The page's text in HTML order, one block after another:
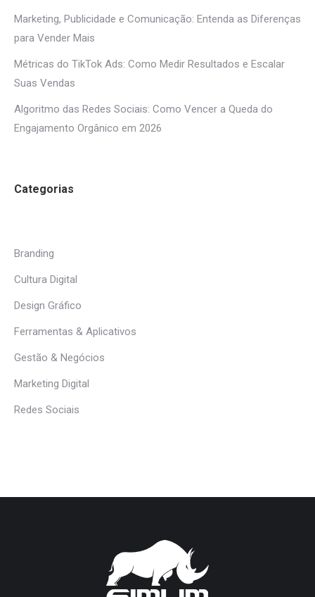
Marketing, Publicidade e Comunicação: Entenda as Diferenças
para Vender Mais
Métricas do TikTok Ads: Como Medir Resultados e Escalar
Suas Vendas
Algoritmo das Redes Sociais: Como Vencer a Queda do
Engajamento Orgânico em 2026
Categorias
Branding
Cultura Digital
Design Gráfico
Ferramentas & Aplicativos
Gestão & Negócios
Marketing Digital
Redes Sociais